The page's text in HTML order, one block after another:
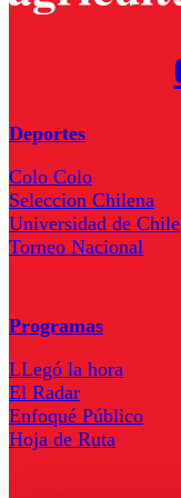
Deportes
Colo Colo
Seleccion Chilena
Universidad de Chile
Torneo Nacional
Programas
LLegó la hora
El Radar
Enfoqué Público
Hoja de Ruta